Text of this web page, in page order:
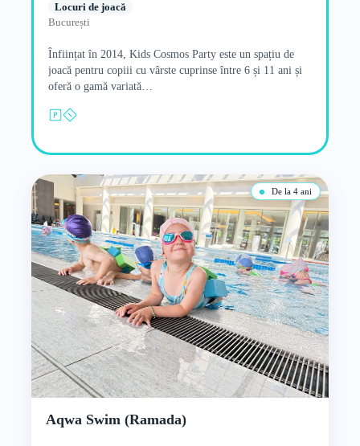
Locuri de joacă
București
Înființat în 2014, Kids Cosmos Party este un spațiu de
joacă pentru copiii cu vârste cuprinse între 6 și 11 ani și
oferă o gamă variată…
De la 4 ani
Aqwa Swim (Ramada)